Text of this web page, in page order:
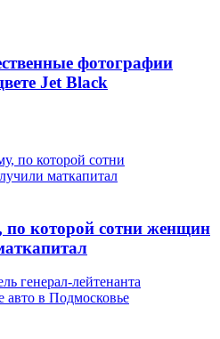
фотографии
Jet Black
которой сотни женщин